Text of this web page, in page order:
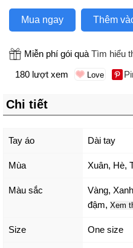
Mua ngay Thêm
Miễn phí gói quà Tìm hiểu
180 lượt xem
Chi tiết
Tay áo Dài tay
Mùa Xuân, Hè,
Màu sắc Vàng,
đậm, Xem
Size One size